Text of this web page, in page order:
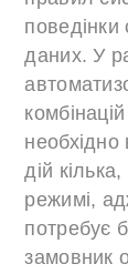
поведінки
даних. У
дій
режимі,
потребує
замовник